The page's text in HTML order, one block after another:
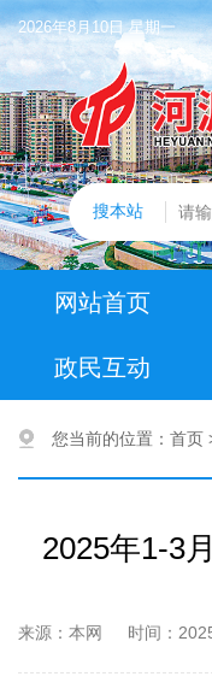
2026年8月10日 星期一
搜本站
网站首页
政民互动
您当前的位置： 首页
2025年1-3
来源：本网 时间：